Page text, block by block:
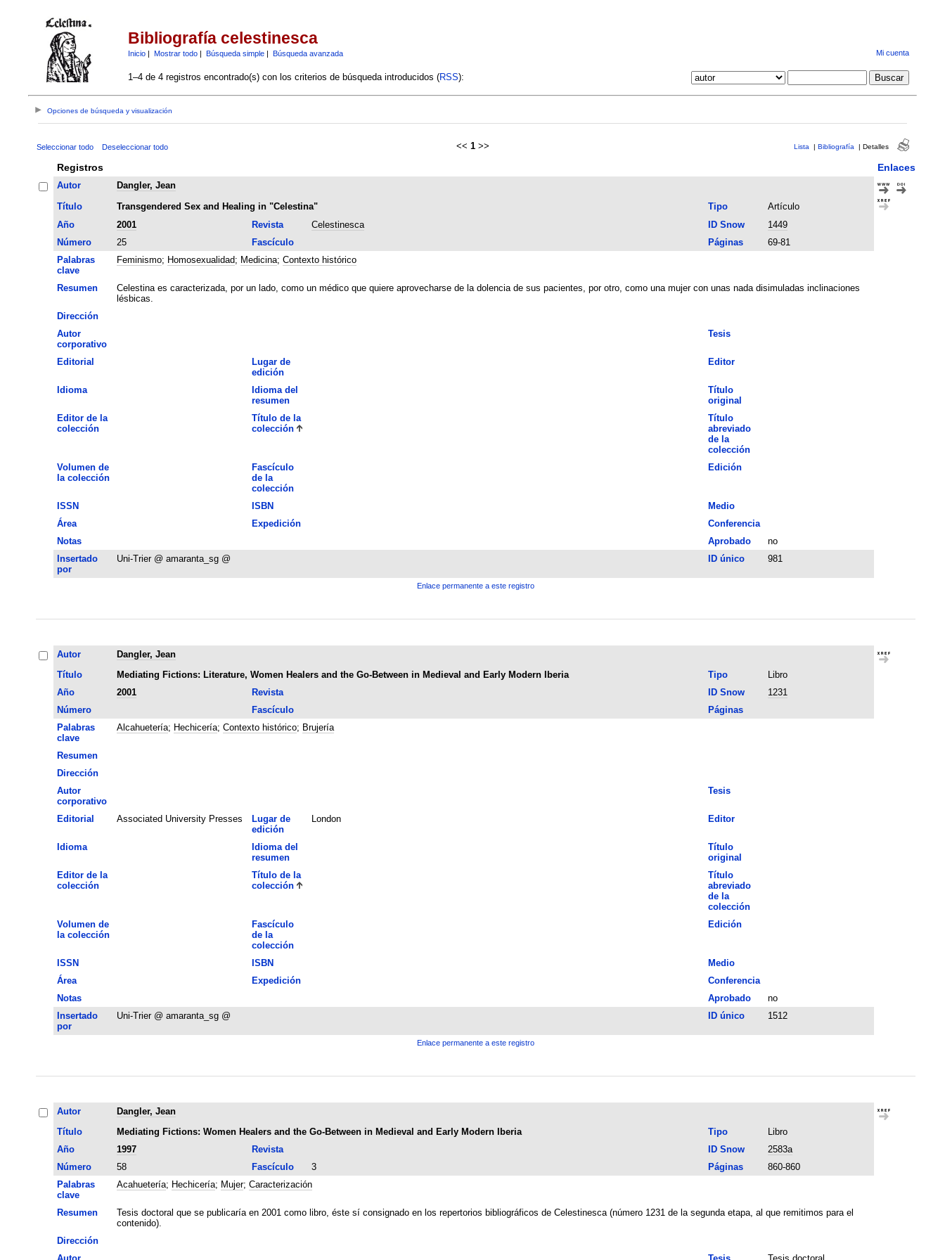
Bibliografía celestinesca
Inicio| Mostrar todo| Búsqueda simple| Búsqueda avanzada Mi cuenta
1–4 de 4 registros encontrado(s) con los criterios de búsqueda introducidos (RSS):
Opciones de búsqueda y visualización
Seleccionar todo Deseleccionar todo << 1 >> Lista | Bibliografía | Detalles
Registros Enlaces
Autor
Dangler, Jean
Título
Transgendered Sex and Healing in "Celestina" Tipo
Artículo
Año
2001 Revista Celestinesca ID Snow
1449
Número
25 Fascículo Páginas
69-81
Palabras
clave
Feminismo; Homosexualidad; Medicina; Contexto histórico
Resumen
Celestina es caracterizada, por un lado, como un médico que quiere aprovecharse de la dolencia de sus pacientes, por otro, como una mujer con unas nada disimuladas inclinaciones
lésbicas.
Dirección
Autor
corporativo
Tesis
Editorial
Lugar de
edición
Editor
Idioma
Idioma del
resumen
Título
original
Editor de la
colección
Título de la
colección
Título
abreviado
de la
colección
Volumen de
la colección
Fascículo
de la
colección
Edición
ISSN ISBN
Medio
Área
Expedición
Conferencia
Notas
Aprobado
no
Insertado
por
Uni-Trier @ amaranta_sg @ ID único 981
Enlace permanente a este registro
Autor
Dangler, Jean
Título
Mediating Fictions: Literature, Women Healers and the Go-Between in Medieval and Early Modern Iberia Tipo
Libro
Año
2001 Revista ID Snow
1231
Número
Fascículo
Páginas
Palabras
clave
Alcahuetería; Hechicería; Contexto histórico; Brujería
Resumen
Dirección
Autor
corporativo
Tesis
Editorial Associated University Presses
Lugar de
edición
London Editor
Idioma
Idioma del
resumen
Título
original
Editor de la
colección
Título de la
colección
Título
abreviado
de la
colección
Volumen de
la colección
Fascículo
de la
colección
Edición
ISSN ISBN
Medio
Área
Expedición
Conferencia
Notas
Aprobado
no
Insertado
por
Uni-Trier @ amaranta_sg @ ID único 1512
Enlace permanente a este registro
Autor
Dangler, Jean
Título
Mediating Fictions: Women Healers and the Go-Between in Medieval and Early Modern Iberia Tipo
Libro
Año
1997 Revista ID Snow
2583a
Número
58 Fascículo 3 Páginas
860-860
Palabras
clave
Acahuetería; Hechicería; Mujer; Caracterización
Resumen
Tesis doctoral que se publicaría en 2001 como libro, éste sí consignado en los repertorios bibliográficos de Celestinesca (número 1231 de la segunda etapa, al que remitimos para el
contenido).
Dirección